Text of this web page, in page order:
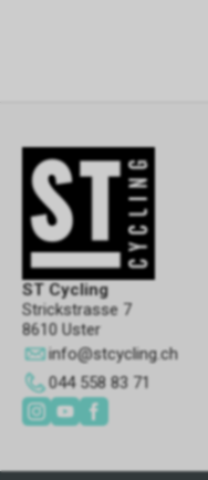
ST Cycling
Strickstrasse 7
8610 Uster
info@stcycling.ch
044 558 83 71